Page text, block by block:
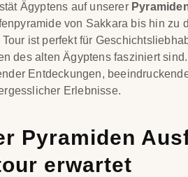
Ägyptens auf unserer
von Sakkara bis hin zu
ist perfekt für
des alten Ägyptens fasziniert
Entdeckungen,
Erlebnisse.
Pyramiden
erwartet